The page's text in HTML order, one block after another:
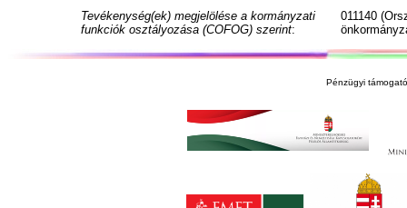
Tevékenység(ek) megjelölése a kormányzati
funkciók osztályozása (COFOG) szerint:
011140
Pénzügyi